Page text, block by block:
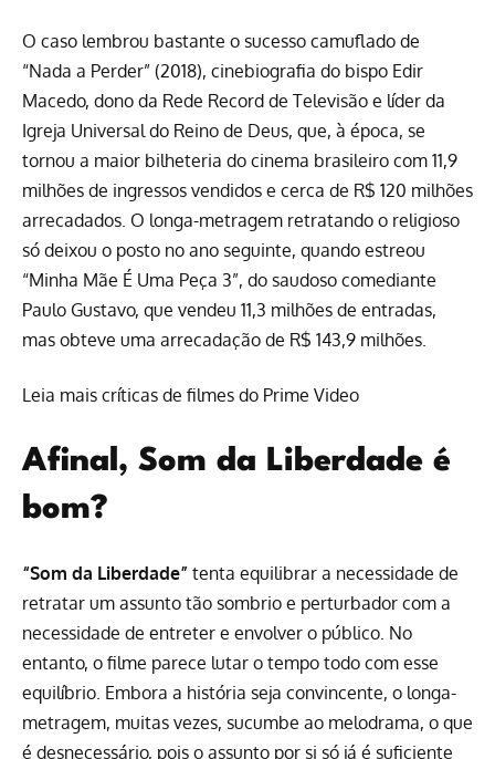
O caso lembrou bastante o sucesso camuflado de
“Nada a Perder” (2018), cinebiografia do bispo Edir
Macedo, dono da Rede Record de Televisão e líder da
Igreja Universal do Reino de Deus, que, à época, se
tornou a maior bilheteria do cinema brasileiro com 11,9
milhões de ingressos vendidos e cerca de R$ 120 milhões
arrecadados. O longa-metragem retratando o religioso
só deixou o posto no ano seguinte, quando estreou
“Minha Mãe É Uma Peça 3”, do saudoso comediante
Paulo Gustavo, que vendeu 11,3 milhões de entradas,
mas obteve uma arrecadação de R$ 143,9 milhões.
Leia mais críticas de filmes do Prime Video
Afinal, Som da Liberdade é
bom?
“Som da Liberdade” tenta equilibrar a necessidade de
retratar um assunto tão sombrio e perturbador com a
necessidade de entreter e envolver o público. No
entanto, o filme parece lutar o tempo todo com esse
equilíbrio. Embora a história seja convincente, o longa-
metragem, muitas vezes, sucumbe ao melodrama, o que
é desnecessário, pois o assunto por si só já é suficiente